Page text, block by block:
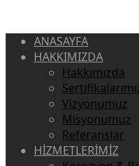
ANASAYFA
HAKKIMIZDA
Hakkımızda
Vizyonumuz
Misyonumuz
Referanslar
HİZMETLERİMİZ